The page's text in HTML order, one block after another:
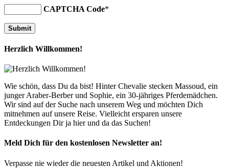
CAPTCHA Code*
Herzlich Willkommen!
Wie schön, dass Du da bist! Hinter Chevalie stecken Massoud, ein
junger Araber-Berber und Sophie, ein 30-jähriges Pferdemädchen.
Wir sind auf der Suche nach unserem Weg und möchten Dich
mitnehmen auf unsere Reise. Vielleicht ersparen unsere
Entdeckungen Dir ja hier und da das Suchen!
Meld Dich für den kostenlosen Newsletter an!
Verpasse nie wieder die neuesten Artikel und Aktionen!